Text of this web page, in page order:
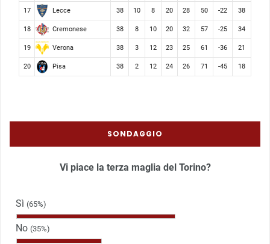
17 Lecce 38 10 8 20 28 50 -22 38
18 Cremonese 38 8 10 20 32 57 -25 34
19 Verona 38 3 12 23 25 61 -36 21
20 Pisa 38 2 12 24 26 71 -45 18
SONDAGGIO
Vi piace la terza maglia del Torino?
Sì (65%)
No (35%)